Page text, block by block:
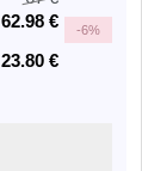
62.98 €
-6%
23.80 €